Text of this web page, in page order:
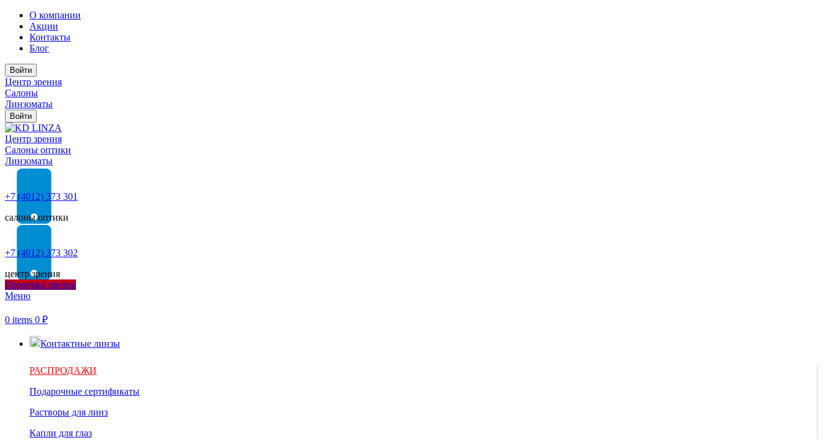
О компании
Акции
Контакты
Блог
Войти
Центр зрения
Салоны
Линзоматы
Войти
Центр зрения
Cалоны оптики
Линзоматы
+7 (4012) 373 301
салоны оптики
+7 (4012) 373 302
центр зрения
Проверка зрения
Меню
0 items 0 ₽
Контактные линзы
РАСПРОДАЖИ
Подарочные сертификаты
Растворы для линз
Капли для глаз